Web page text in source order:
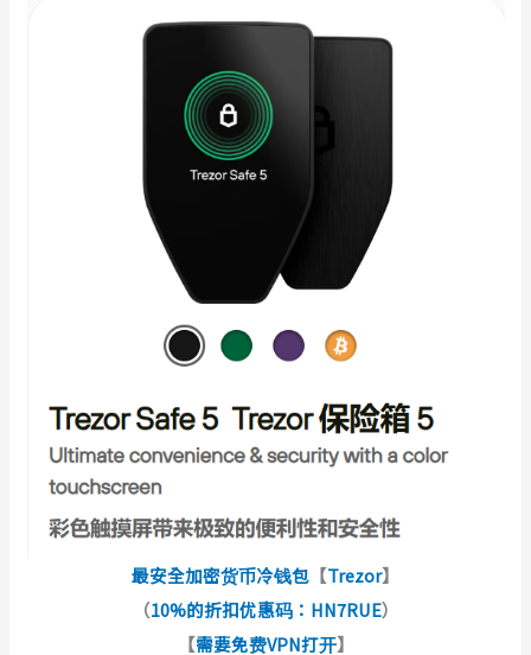
最安全加密货币冷钱包 【Trezor】
（10%的折扣优惠码：HN7RUE）
【需要免费VPN打开】